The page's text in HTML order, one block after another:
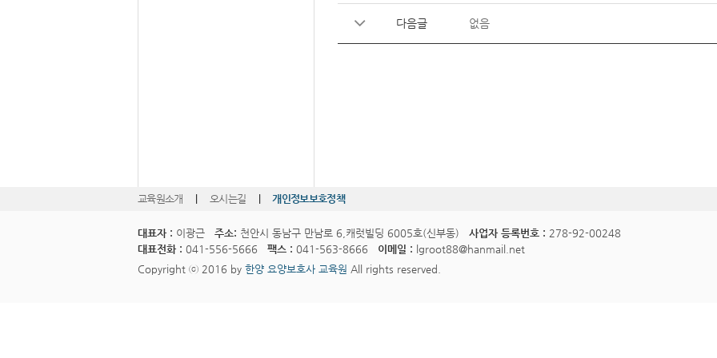
다음글 없음
교육원소개 오시는길 개인정보보호정책
대표자 : 이광근 주소: 천안시 동남구 만남로 6,캐럿빌딩 6005호(신부동) 사업자 등록번호 : 278-92-00248
대표전화 : 041-556-5666 팩스 : 041-563-8666 이메일 : lgroot88@hanmail.net
Copyright ⓒ 2016 by 한양 요양보호사 교육원 All rights reserved.